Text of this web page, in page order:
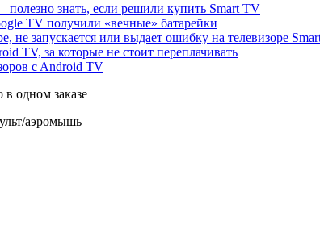
полезно знать, если решили купить Smart TV
TV получили «вечные» батарейки
не запускается или выдает ошибку на телевизоре
TV, за которые не стоит переплачивать
c Android TV
в одном заказе
аэромышь